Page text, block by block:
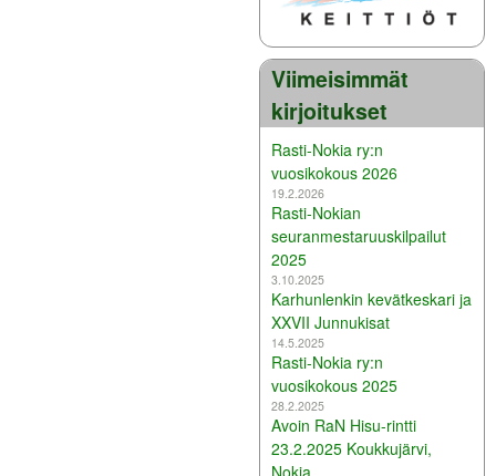
Viimeisimmät
kirjoitukset
Rasti-Nokia ry:n
vuosikokous 2026
19.2.2026
Rasti-Nokian
seuranmestaruuskilpailut
2025
3.10.2025
Karhunlenkin kevätkeskari ja
XXVII Junnukisat
14.5.2025
Rasti-Nokia ry:n
vuosikokous 2025
28.2.2025
Avoin RaN Hisu-rintti
23.2.2025 Koukkujärvi,